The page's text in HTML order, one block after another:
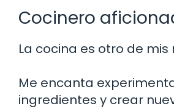
Cocinero
La cocina es otro de mis
Me encanta
ingredientes y crear